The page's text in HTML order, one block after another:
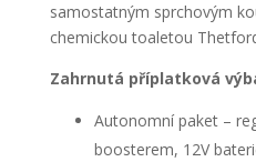
samostatným sprchovým
chemickou toaletou
Zahrnutá příplatková
Autonomní paket –
boosterem, 12V